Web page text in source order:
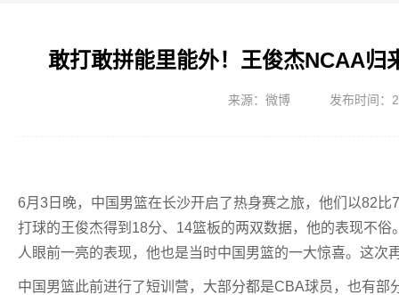
敢打敢拼能里能外！王俊杰NCAA归
来源：微博 发布时间：
6月3日晚，中国男篮在长沙开启了热身赛之旅，他们以82
打球的王俊杰得到18分、14篮板的两双数据，他的表现不
人眼前一亮的表现，他也是当时中国男篮的一大惊喜。这次
中国男篮此前进行了短训营，大部分都是CBA球员，也有